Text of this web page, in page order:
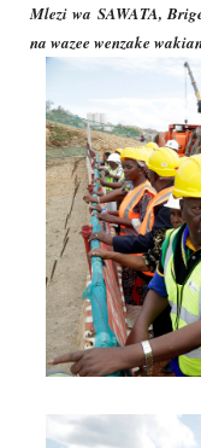
Mlezi wa SAWATA,
na wazee wenzake